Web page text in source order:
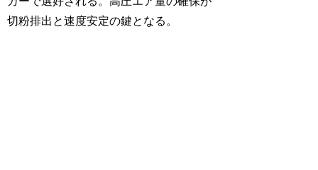
切粉排出と速度安定の鍵となる。